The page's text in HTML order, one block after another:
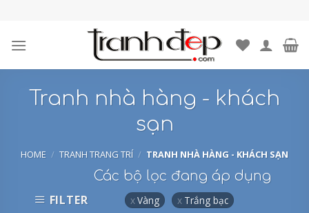
content
Tranh nhà hàng - khách
sạn
HOME / TRANH TRANG TRÍ / TRANH NHÀ HÀNG - KHÁCH SẠN
FILTER
Các bộ lọc đang áp dụng
Vàng Trắng bạc